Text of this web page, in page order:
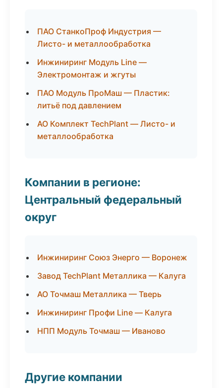
ПАО СтанкоПроф Индустрия —
Листо- и металлообработка
Инжиниринг Модуль Line —
Электромонтаж и жгуты
ПАО Модуль ПроМаш — Пластик:
литьё под давлением
АО Комплект TechPlant — Листо- и
металлообработка
Компании в регионе:
Центральный федеральный
округ
Инжиниринг Союз Энерго — Воронеж
Завод TechPlant Металлика — Калуга
АО Точмаш Металлика — Тверь
Инжиниринг Профи Line — Калуга
НПП Модуль Точмаш — Иваново
Другие компании